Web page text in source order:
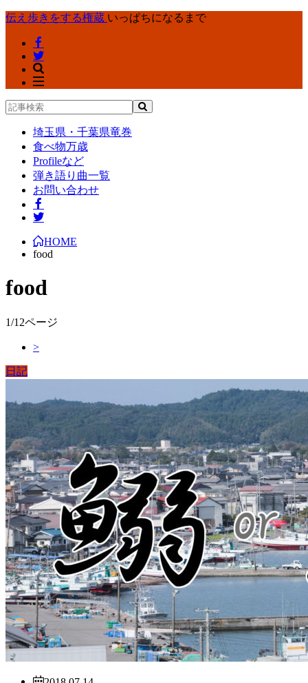
伝え歩きをする権蔵 いっぱちになるまで
埼玉県・千葉県竜巻
食べ物万歳
Profileなど
弾き語り曲一覧
お問い合わせ
HOME
food
food
1/12ページ
>
日記